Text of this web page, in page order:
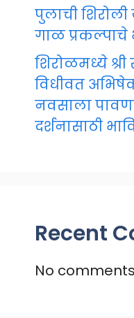
पुलाची
गाळ
शिरोळमध्ये श्री
विधीवत
नवसाला
दर्शनासाठी
Recent
No